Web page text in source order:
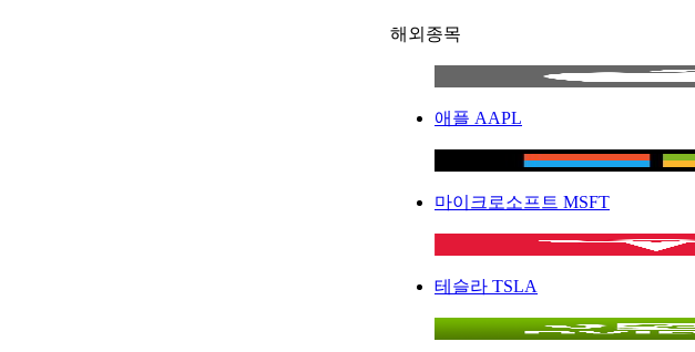
해외종목
애플 AAPL
마이크로소프트 MSFT
테슬라 TSLA